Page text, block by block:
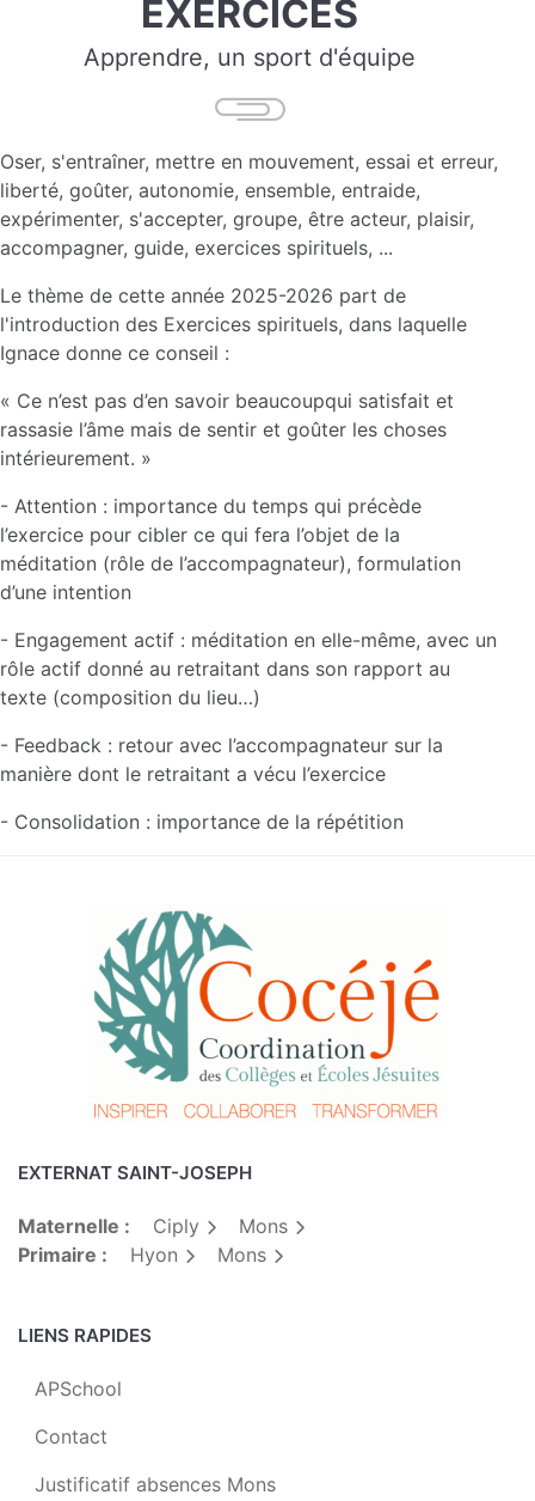
EXERCICES
Apprendre, un sport d'équipe
Oser, s'entraîner, mettre en mouvement, essai et erreur,
liberté, goûter, autonomie, ensemble, entraide,
expérimenter, s'accepter, groupe, être acteur, plaisir,
accompagner, guide, exercices spirituels, ...
Le thème de cette année 2025-2026 part de
l'introduction des Exercices spirituels, dans laquelle
Ignace donne ce conseil :
« Ce n’est pas d’en savoir beaucoupqui satisfait et
rassasie l’âme mais de sentir et goûter les choses
intérieurement. »
- Attention : importance du temps qui précède
l’exercice pour cibler ce qui fera l’objet de la
méditation (rôle de l’accompagnateur), formulation
d’une intention
- Engagement actif : méditation en elle-même, avec un
rôle actif donné au retraitant dans son rapport au
texte (composition du lieu…)
- Feedback : retour avec l’accompagnateur sur la
manière dont le retraitant a vécu l’exercice
- Consolidation : importance de la répétition
EXTERNAT SAINT-JOSEPH
Maternelle : Ciply
Mons
Primaire :
Hyon Mons
LIENS RAPIDES
APSchool
Contact
Justificatif absences Mons